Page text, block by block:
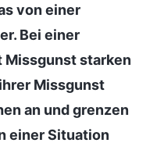
von einer
Bei einer
Missgunst starken
Missgunst
an und grenzen
einer Situation